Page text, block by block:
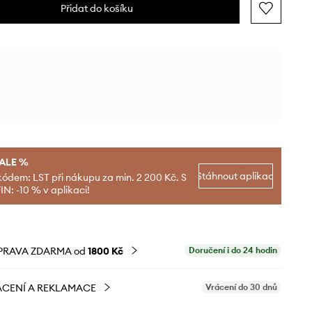
Přidat do košíku
%
LST při nákupu za min. 2 200 Kč. S
-10 % v aplikaci!
Stáhnout aplikaci
ZDARMA od 1800 Kč Doručení i do 24 hodin
A REKLAMACE Vrácení do 30 dnů